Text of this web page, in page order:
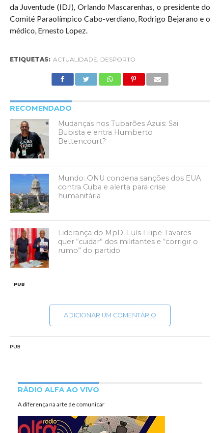
da Juventude (IDJ), Orlando Mascarenhas, o presidente do
Comité Paraolímpico Cabo-verdiano, Rodrigo Bejarano e o
médico, Ernesto Lopez.
ETIQUETAS: ACTUALIDADE, DESPORTO
RECOMENDADO
Mudanças nos Tubarões Azuis: Sai
Bubista e entra Humberto
Bettencourt?
Mundo: ONU condena sanções dos EUA
contra Cuba e alerta para crise
humanitária
Liderança do MpD: Luís Filipe Tavares
quer “cuidar” dos militantes e “corrigir o
rumo” do partido
PUB
ADICIONAR UM COMENTÁRIO
PUB
RÁDIO ALFA AO VIVO
A diferença na arte de comunicar